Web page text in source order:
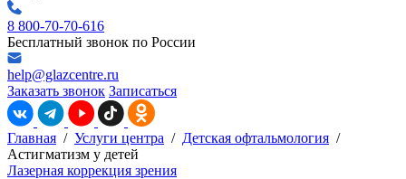
8 800-70-70-616
Бесплатный звонок по России
help@glazcentre.ru
Заказать звонок Записаться
Главная / Услуги центра / Детская офтальмология /
Астигматизм у детей
Лазерная коррекция зрения